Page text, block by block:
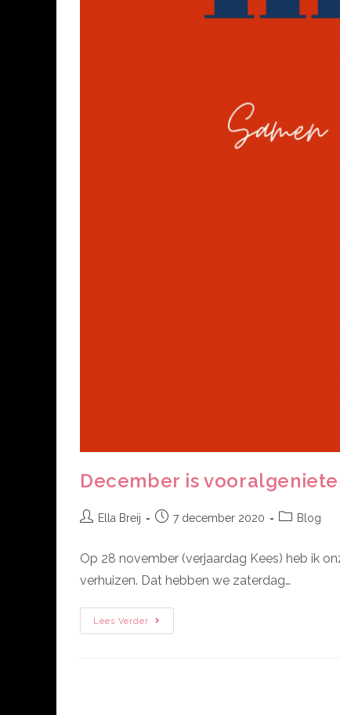
December is
Ella Breij 7 december 2020 Blog
Op 28 november (verjaardag Kees) heb ik
verhuizen. Dat hebben we zaterdag…
Lees Verder